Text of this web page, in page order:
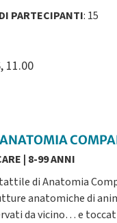
PARTECIPANTI: 15
11.00
| 8-99 ANNI
di Anatomia
anatomiche di
da vicino… e